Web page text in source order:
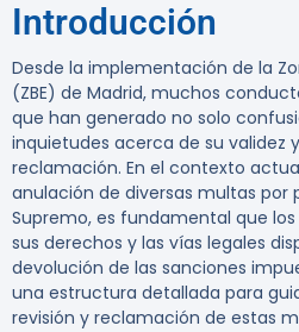
Introducción
Desde la implementación de la
(ZBE) de Madrid, muchos
que han generado no solo
inquietudes acerca de su validez
reclamación. En el contexto
anulación de diversas multas por
Supremo, es fundamental que
sus derechos y las vías legales
devolución de las sanciones
una estructura detallada para
revisión y reclamación de estas